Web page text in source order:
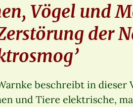
Vögel und
der
beschreibt in dieser
und Tiere elektrische,